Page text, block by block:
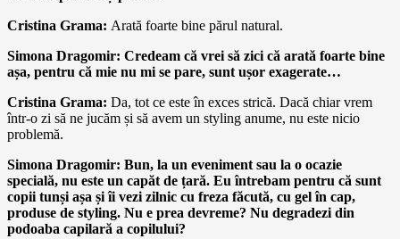
Cristina Grama: Arată foarte bine părul natural.
Simona Dragomir: Credeam că vrei să zici că arată foarte bine
așa, pentru că mie nu mi se pare, sunt ușor exagerate…
Cristina Grama: Da, tot ce este în exces strică. Dacă chiar vrem
într-o zi să ne jucăm și să avem un styling anume, nu este nicio
problemă.
Simona Dragomir: Bun, la un eveniment sau la o ocazie
specială, nu este un capăt de țară. Eu întrebam pentru că sunt
copii tunși așa și îi vezi zilnic cu freza făcută, cu gel în cap,
produse de styling. Nu e prea devreme? Nu degradezi din
podoaba capilară a copilului?